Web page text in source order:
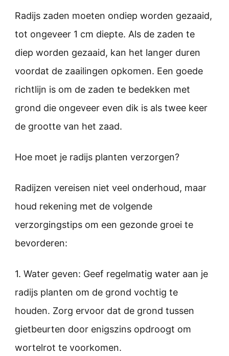
Radijs zaden moeten ondiep worden gezaaid,
tot ongeveer 1 cm diepte. Als de zaden te
diep worden gezaaid, kan het langer duren
voordat de zaailingen opkomen. Een goede
richtlijn is om de zaden te bedekken met
grond die ongeveer even dik is als twee keer
de grootte van het zaad.
Hoe moet je radijs planten verzorgen?
Radijzen vereisen niet veel onderhoud, maar
houd rekening met de volgende
verzorgingstips om een gezonde groei te
bevorderen:
1. Water geven: Geef regelmatig water aan je
radijs planten om de grond vochtig te
houden. Zorg ervoor dat de grond tussen
gietbeurten door enigszins opdroogt om
wortelrot te voorkomen.